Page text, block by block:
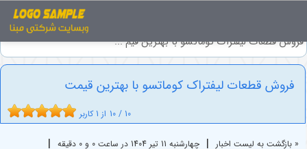
فروش قطعات لیفتراک کوماتسو با بهترین قیم ...
فروش قطعات لیفتراک کوماتسو با بهترین قیمت
10 / 10 از 1 کاربر
« بازگشت به لیست اخبار | چهارشنبه 11 تير 1404 در ساعت 0 و 0 دقیقه |